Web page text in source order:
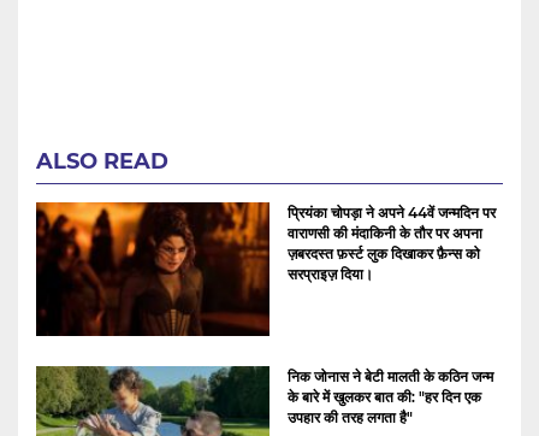
ALSO READ
प्रियंका चोपड़ा ने अपने 44वें जन्मदिन पर
वाराणसी की मंदाकिनी के तौर पर अपना
ज़बरदस्त फ़र्स्ट लुक दिखाकर फ़ैन्स को
सरप्राइज़ दिया।
निक जोनास ने बेटी मालती के कठिन जन्म
के बारे में खुलकर बात की: "हर दिन एक
उपहार की तरह लगता है"